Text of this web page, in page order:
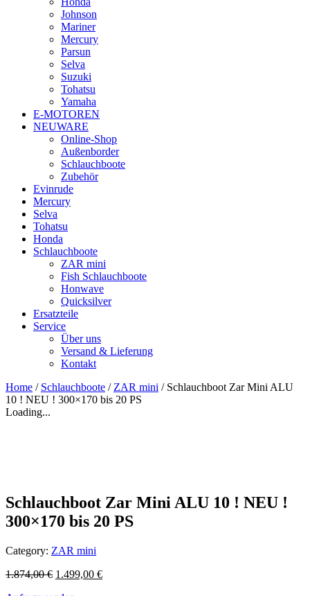
Johnson
Mariner
Mercury
Parsun
Selva
Suzuki
Tohatsu
Yamaha
E-MOTOREN
NEUWARE
Online-Shop
Außenborder
Schlauchboote
Zubehör
Evinrude
Mercury
Selva
Tohatsu
Honda
Schlauchboote
ZAR mini
Fish Schlauchboote
Honwave
Quicksilver
Ersatzteile
Service
Über uns
Versand & Lieferung
Kontakt
Home / Schlauchboote / ZAR mini / Schlauchboot Zar Mini ALU
10 ! NEU ! 300×170 bis 20 PS
Loading...
Schlauchboot Zar Mini ALU 10 ! NEU !
300×170 bis 20 PS
Category: ZAR mini
1.874,00€ 1.499,00 €